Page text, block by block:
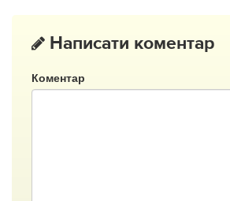
Написати коментар
Коментар